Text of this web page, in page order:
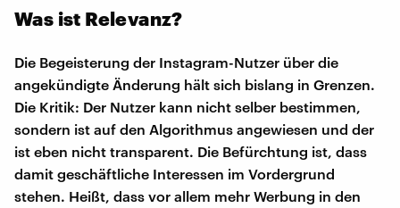
Was ist Relevanz?
Die Begeisterung der Instagram-Nutzer über die
angekündigte Änderung hält sich bislang in Grenzen.
Die Kritik: Der Nutzer kann nicht selber bestimmen,
sondern ist auf den Algorithmus angewiesen und der
ist eben nicht transparent. Die Befürchtung ist, dass
damit geschäftliche Interessen im Vordergrund
stehen. Heißt, dass vor allem mehr Werbung in den